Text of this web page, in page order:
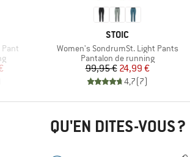
Pant
MARQUE
STOIC
Article
Women's SondrumSt. Light Pants
Product group
Pantalon de running
Prix
99,95 €Prix réduit
24,99 €
4,7(7)
QU'EN DITES-VOUS ?